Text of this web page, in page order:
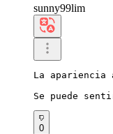
sunny99lim
La apariencia
Se puede
0